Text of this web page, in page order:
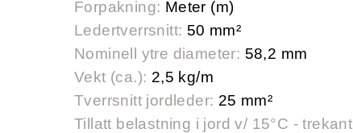
Forpakning: Meter (m)
Ledertverrsnitt: 50 mm²
Nominell ytre diameter: 58,2 mm
Vekt (ca.): 2,5 kg/m
Tverrsnitt jordleder: 25 mm²
Tillatt belastning i jord v/ 15°C - trekant